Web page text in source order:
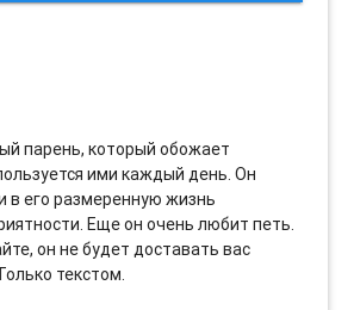
парень, который обожает
ими каждый день. Он
в его размеренную жизнь
Еще он очень любит петь.
он не будет доставать вас
текстом.